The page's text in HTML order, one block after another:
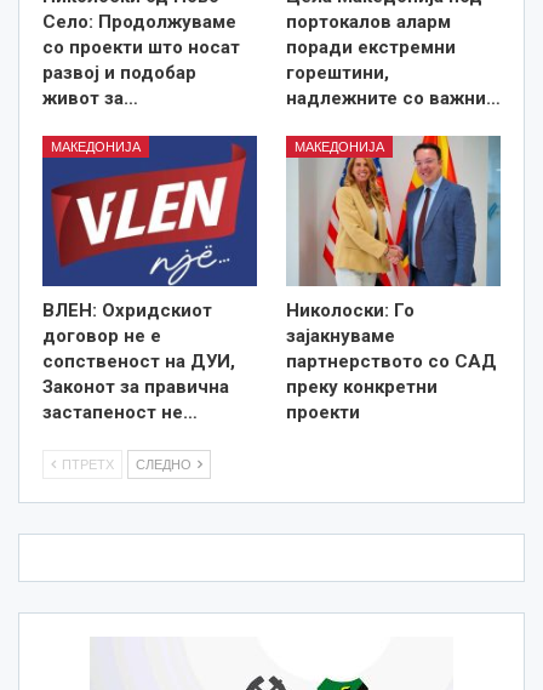
Село: Продолжуваме
со проекти што носат
развој и подобар
живот за…
портокалов аларм
поради екстремни
горештини,
надлежните со важни…
МАКЕДОНИЈА
ВЛЕН: Охридскиот
договор не е
сопственост на ДУИ,
Законот за правична
застапеност не…
МАКЕДОНИЈА
Николоски: Го
зајакнуваме
партнерството со САД
преку конкретни
проекти
ПТРЕТХ СЛЕДНО